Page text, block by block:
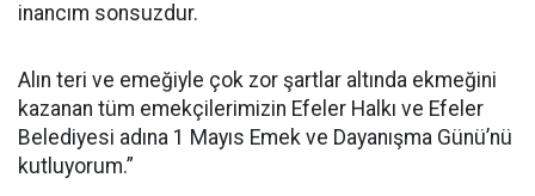
inancım sonsuzdur.
Alın teri ve emeğiyle çok zor şartlar altında ekmeğini
kazanan tüm emekçilerimizin Efeler Halkı ve Efeler
Belediyesi adına 1 Mayıs Emek ve Dayanışma Günü’nü
kutluyorum.”